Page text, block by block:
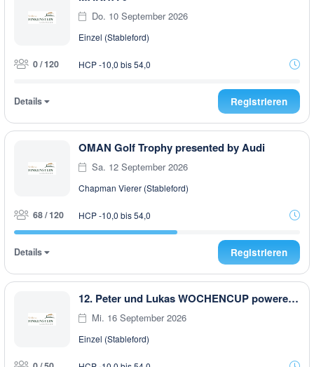
Do. 10 September 2026
Einzel (Stableford)
0 / 120 HCP -10,0 bis 54,0
Details Registrieren
OMAN Golf Trophy presented by Audi
Sa. 12 September 2026
Chapman Vierer (Stableford)
68 / 120 HCP -10,0 bis 54,0
Details Registrieren
12. Peter und Lukas WOCHENCUP powered by RUBNER & Golfhouse
Mi. 16 September 2026
Einzel (Stableford)